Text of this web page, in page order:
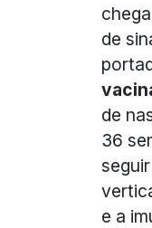
de
de
36
e a